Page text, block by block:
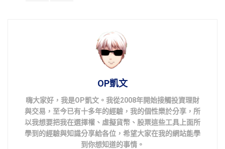
OP凱文
嗨大家好，我是OP凱文。我從2008年開始接觸投資理財
與交易，至今已有十多年的經驗，我的個性樂於分享，所
以我想要把我在選擇權、虛擬貨幣、股票這些工具上面所
學到的經驗與知識分享給各位，希望大家在我的網站能學
到你想知道的事情。